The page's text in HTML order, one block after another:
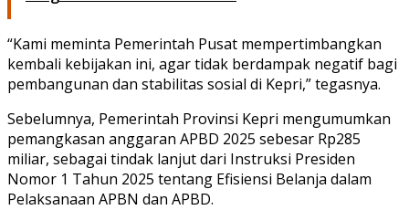
“Kami meminta Pemerintah Pusat mempertimbangkan
kembali kebijakan ini, agar tidak berdampak negatif bagi
pembangunan dan stabilitas sosial di Kepri,” tegasnya.
Sebelumnya, Pemerintah Provinsi Kepri mengumumkan
pemangkasan anggaran APBD 2025 sebesar Rp285
miliar, sebagai tindak lanjut dari Instruksi Presiden
Nomor 1 Tahun 2025 tentang Efisiensi Belanja dalam
Pelaksanaan APBN dan APBD.